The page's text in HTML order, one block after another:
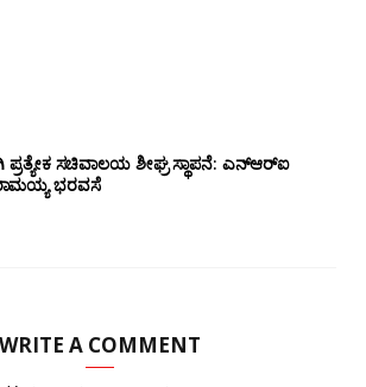
ಪ್ರತ್ಯೇಕ ಸಚಿವಾಲಯ ಶೀಘ್ರ ಸ್ಥಾಪನೆ: ಎನ್‌ಆರ್‌ಐ
ಭರವಸೆ
WRITE A COMMENT